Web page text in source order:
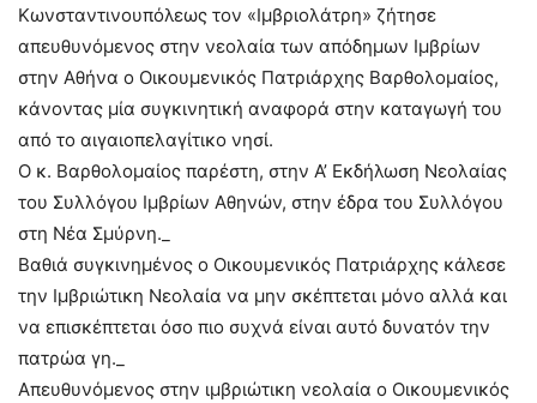
Κωνσταντινουπόλεως τον «Ιμβριολάτρη» ζήτησε
απευθυνόμενος στην νεολαία των απόδημων Ιμβρίων
στην Αθήνα ο Οικουμενικός Πατριάρχης Βαρθολομαίος,
κάνοντας μία συγκινητική αναφορά στην καταγωγή του
από το αιγαιοπελαγίτικο νησί.
Ο κ. Βαρθολομαίος παρέστη, στην Α’ Εκδήλωση Νεολαίας
του Συλλόγου Ιμβρίων Αθηνών, στην έδρα του Συλλόγου
στη Νέα Σμύρνη._
Βαθιά συγκινημένος ο Οικουμενικός Πατριάρχης κάλεσε
την Ιμβριώτικη Νεολαία να μην σκέπτεται μόνο αλλά και
να επισκέπτεται όσο πιο συχνά είναι αυτό δυνατόν την
πατρώα γη._
Απευθυνόμενος στην ιμβριώτικη νεολαία ο Οικουμενικός